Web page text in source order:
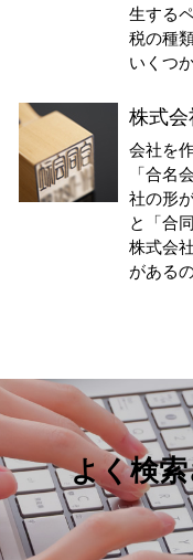
生する
税の種
いくつ
株式
会社を
「合名
社の形
と「合
株式会
がある
よく検